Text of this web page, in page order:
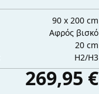
90 x 200 cm
Αφρός βισκό
20 cm
H2/H3
269,95 €